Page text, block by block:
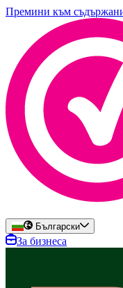
Премини към
Български
За бизнеса